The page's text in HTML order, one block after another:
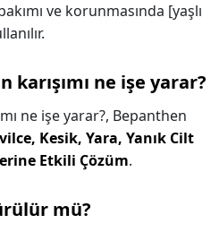
ve korunmasında [yaşlı
ne işe yarar?
ne işe yarar?, Bepanthen
Kesik, Yara, Yanık Cilt
Etkili Çözüm.
mü?